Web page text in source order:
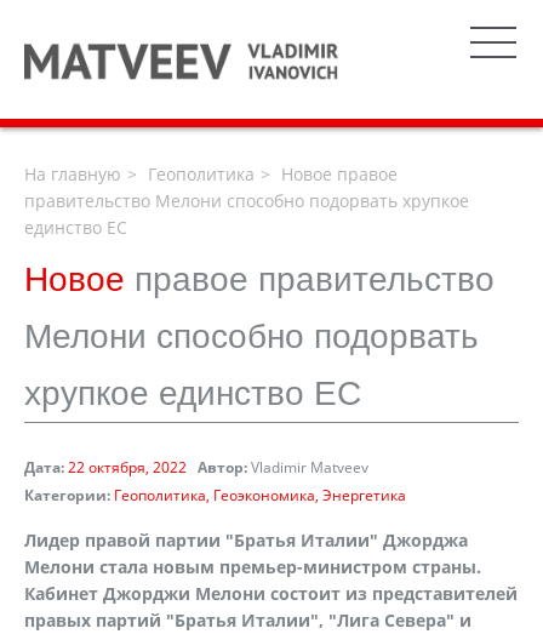
На главную Геополитика
Новое правое
правительство Мелони способно подорвать хрупкое
единство ЕС
Новое правое правительство
Мелони способно подорвать
хрупкое единство ЕС
Дата:22 октября, 2022 Автор:Vladimir Matveev
Категории: Геополитика Геоэкономика Энергетика
Лидер правой партии "Братья Италии" Джорджа
Мелони стала новым премьер-министром страны.
Кабинет Джорджи Мелони состоит из представителей
правых партий "Братья Италии", "Лига Севера" и